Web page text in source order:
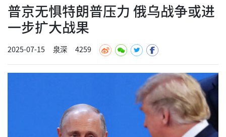
普京无惧特朗普压力 俄乌战争或进
一步扩大战果
2025-07-15 泉深 4259